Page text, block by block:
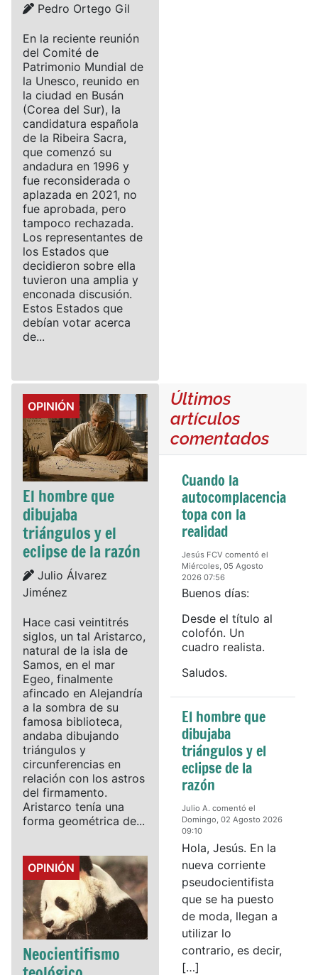
Details
Pedro Ortego Gil
En la reciente reunión
del Comité de
Patrimonio Mundial de
la Unesco, reunido en
la ciudad en Busán
(Corea del Sur), la
candidatura española
de la Ribeira Sacra,
que comenzó su
andadura en 1996 y
fue reconsiderada o
aplazada en 2021, no
fue aprobada, pero
tampoco rechazada.
Los representantes de
los Estados que
decidieron sobre ella
tuvieron una amplia y
enconada discusión.
Estos Estados que
debían votar acerca
de...
Details
OPINIÓN
El hombre que
dibujaba
triángulos y el
eclipse de la razón
Details
Julio Álvarez
Jiménez
Hace casi veintitrés
siglos, un tal Aristarco,
natural de la isla de
Samos, en el mar
Egeo, finalmente
afincado en Alejandría
a la sombra de su
famosa biblioteca,
andaba dibujando
triángulos y
circunferencias en
relación con los astros
del firmamento.
Aristarco tenía una
forma geométrica de...
Details
OPINIÓN
Neocientifismo
Últimos
artículos
comentados
Cuando la
autocomplacencia
topa con la
realidad
Jesús FCV comentó el
Miércoles, 05 Agosto
2026 07:56
Buenos días:
Desde el título al
colofón. Un
cuadro realista.
Saludos.
El hombre que
dibujaba
triángulos y el
eclipse de la
razón
Julio A. comentó el
Domingo, 02 Agosto 2026
09:10
Hola, Jesús. En la
nueva corriente
pseudocientifista
que se ha puesto
de moda, llegan a
utilizar lo
contrario, es decir,
[…]